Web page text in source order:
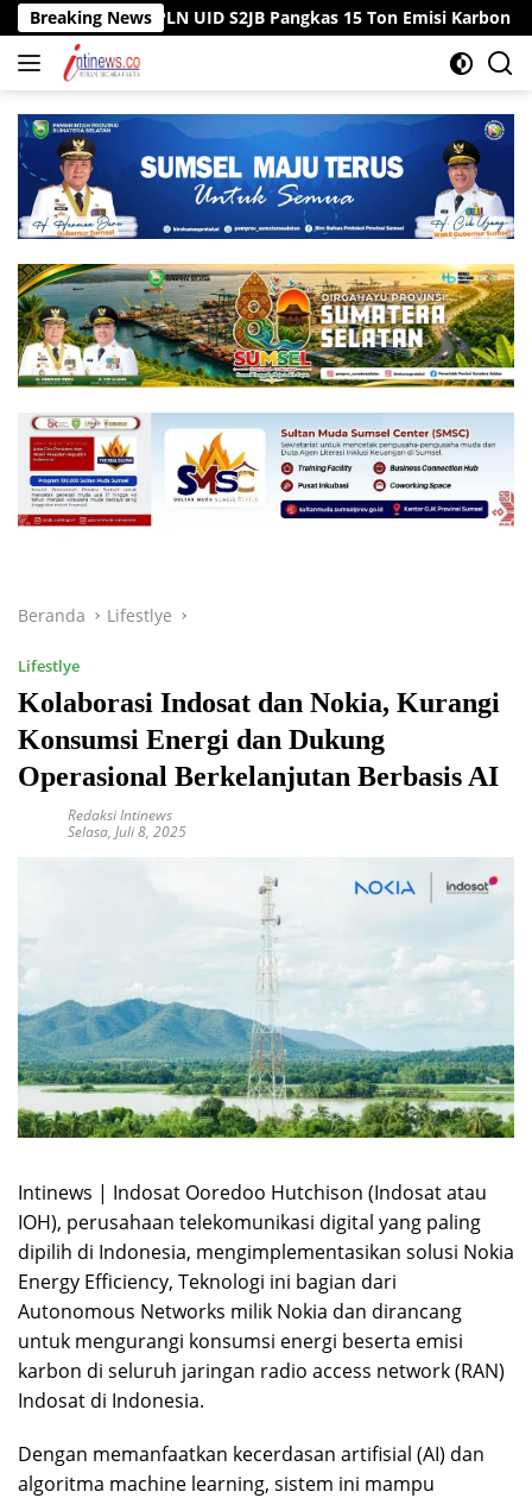
Langsung
ke
konten
Breaking News
PLN UID S2JB Pangkas 15 Ton Emisi Karbon Tiga
Beranda Lifestlye
Lifestlye
Kolaborasi Indosat dan Nokia, Kurangi
Konsumsi Energi dan Dukung
Operasional Berkelanjutan Berbasis AI
Redaksi Intinews
Selasa, Juli 8, 2025
Intinews | Indosat Ooredoo Hutchison (Indosat atau
IOH), perusahaan telekomunikasi digital yang paling
dipilih di Indonesia, mengimplementasikan solusi Nokia
Energy Efficiency, Teknologi ini bagian dari
Autonomous Networks milik Nokia dan dirancang
untuk mengurangi konsumsi energi beserta emisi
karbon di seluruh jaringan radio access network (RAN)
Indosat di Indonesia.
Dengan memanfaatkan kecerdasan artifisial (AI) dan
algoritma machine learning, sistem ini mampu